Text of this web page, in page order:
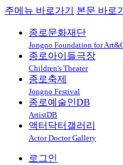
주메뉴 바로가기 본문 바로
종로문화재단
Jongno Foundation for
종로아이들극장
Children's Theater
종로축제
Jongno Festival
종로예술인DB
ArtistDB
액터닥터갤러리
Actor Doctor Gallery
로그인